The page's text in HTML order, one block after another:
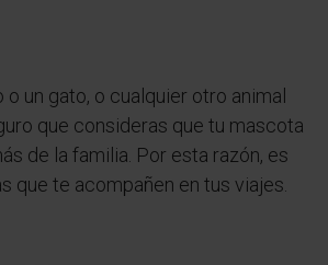
o un gato, o cualquier otro animal
que consideras que tu mascota
de la familia. Por esta razón, es
que te acompañen en tus viajes.